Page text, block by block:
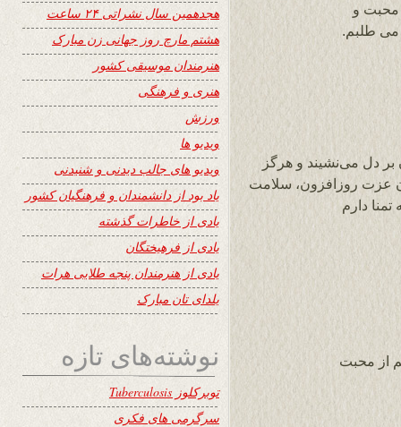
محبت و
می طلبم.
بر دل می‌نشیند و هرگز
عزت روزافزون، سلامت
دارم
از محبت
هجدهمین سال نشراتی ۲۴ ساعت
هشتم مارچ روز جهانی زن مبارک
هنرمندان موسیقی کشور
هنری و فرهنگی
ورزش
ویدیو ها
ویدیو های جالب دیدنی و شنیدنی
یاد بود از دانشمندان و فرهنگیان کشور
یادی از خاطرات گذشته
یادی از فرهیختگان
یادی از هنرمندان پنجه طلایی هرات
یلدای تان مبارک
نوشته‌های تازه
توبرکلوز Tuberculosis
سرگرمی های فکری